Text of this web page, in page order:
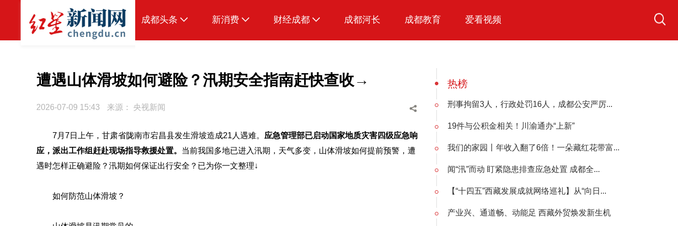
成都头条
本地
热点专题
新消费 财经成都 成都河长 成都教育 爱看视频
遭遇山体滑坡如何避险？汛期安全指南赶快查收→
2026-07-09 15:43 来源： 央视新闻
7月7日上午，甘肃省陇南市宕昌县发生滑坡造成21人遇难。 应急管理部已启动国家地质灾害四级应急响
应，派出工作组赶赴现场指导救援处置。 当前我国多地已进入汛期，天气多变，山体滑坡如何提前预警，遭
遇时怎样正确避险？汛期如何保证出行安全？已为你一文整理↓
如何防范山体滑坡？
热榜
刑事拘留3人，行政处罚16人，成都公安严厉...
19件与公积金相关！川渝通办“上新”
我们的家园丨年收入翻了6倍！一朵藏红花带富...
闻“汛”而动 盯紧隐患排查应急处置 成都全...
【“十四五”西藏发展成就网络巡礼】从“向日...
产业兴、通道畅、动能足 西藏外贸焕发新生机